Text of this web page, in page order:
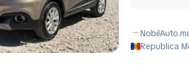
Republica